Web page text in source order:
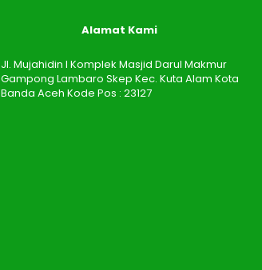
Alamat Kami
Jl. Mujahidin I Komplek Masjid Darul Makmur
Gampong Lambaro Skep Kec. Kuta Alam Kota
Banda Aceh Kode Pos : 23127